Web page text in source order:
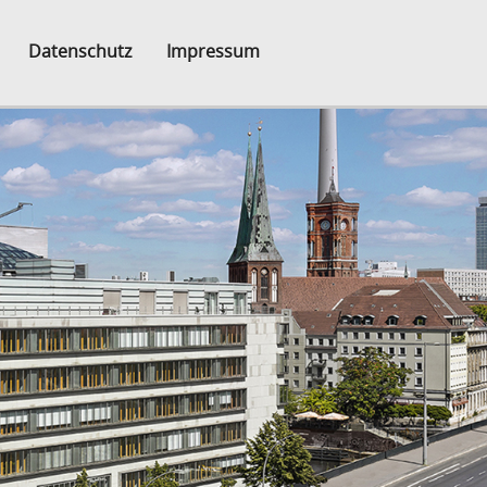
Datenschutz Impressum